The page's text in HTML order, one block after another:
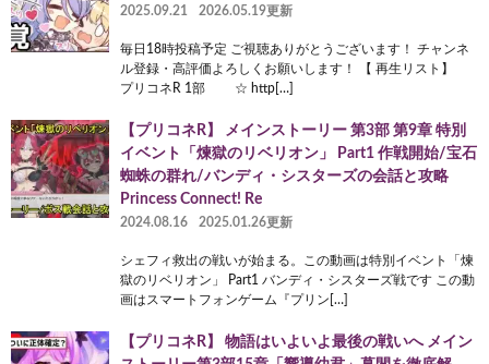
2025.09.21 2026.05.19更新
毎日18時投稿予定 ご視聴ありがとうございます！ チャンネ
ル登録・高評価よろしくお願いします！ 【 再生リスト】
プリコネR 1部 ☆ http[…]
【プリコネR】 メインストーリー 第3部 第9章 特別
イベント「煉獄のリベリオン」 Part1 作戦開始/宝石
蜘蛛の群れ/バンディ・シスターズの会話と攻略
Princess Connect! Re
2024.08.16 2025.01.26更新
シェフィ救出の戦いが始まる。この動画は特別イベント「煉
獄のリベリオン」 Part1 バンディ・シスターズ戦です この動
画はスマートフォンゲーム『プリン[…]
【プリコネR】 物語はいよいよ最後の戦いへ メイン